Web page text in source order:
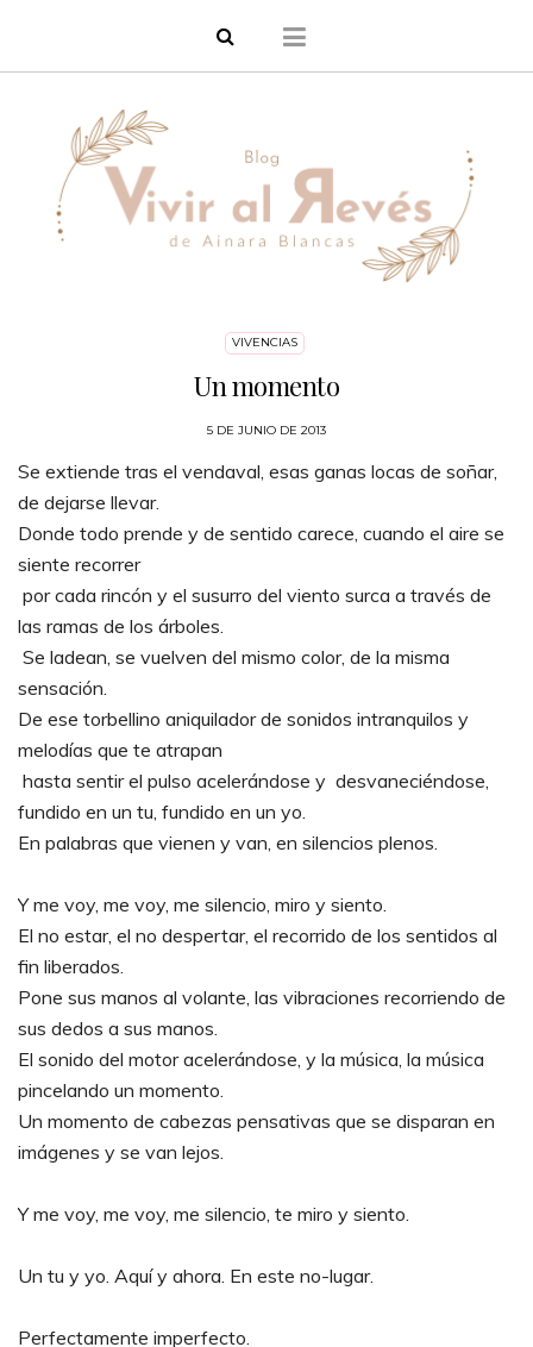
VIVENCIAS
Un momento
5 DE JUNIO DE 2013
Se extiende tras el vendaval, esas ganas locas de soñar,
de dejarse llevar.
Donde todo prende y de sentido carece, cuando el aire se
siente recorrer
por cada rincón y el susurro del viento surca a través de
las ramas de los árboles.
Se ladean, se vuelven del mismo color, de la misma
sensación.
De ese torbellino aniquilador de sonidos intranquilos y
melodías que te atrapan
hasta sentir el pulso acelerándose y desvaneciéndose,
fundido en un tu, fundido en un yo.
En palabras que vienen y van, en silencios plenos.
Y me voy, me voy, me silencio, miro y siento.
El no estar, el no despertar, el recorrido de los sentidos al
fin liberados.
Pone sus manos al volante, las vibraciones recorriendo de
sus dedos a sus manos.
El sonido del motor acelerándose, y la música, la música
pincelando un momento.
Un momento de cabezas pensativas que se disparan en
imágenes y se van lejos.
Y me voy, me voy, me silencio, te miro y siento.
Un tu y yo. Aquí y ahora. En este no-lugar.
Perfectamente imperfecto.